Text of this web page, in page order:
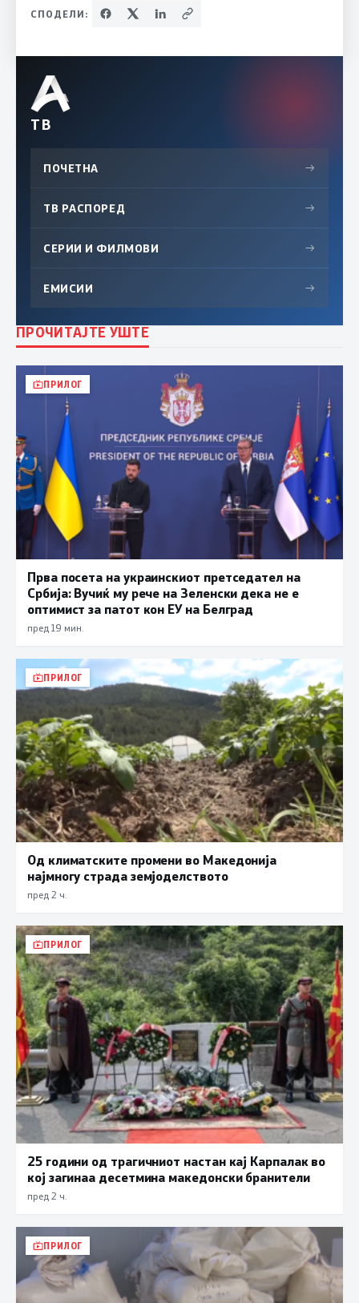
СПОДЕЛИ:
ТВ
ПОЧЕТНА →
ТВ РАСПОРЕД →
СЕРИИ И ФИЛМОВИ →
ЕМИСИИ →
ПРОЧИТАЈТЕ УШТЕ
ПРИЛОГ
Прва посета на украинскиот претседател на
Србија: Вучиќ му рече на Зеленски дека не е
оптимист за патот кон ЕУ на Белград
пред 19 мин.
ПРИЛОГ
Од климатските промени во Македонија
најмногу страда земјоделството
пред 2 ч.
ПРИЛОГ
25 години од трагичниот настан кај Карпалак во
кој загинаа десетмина македонски бранители
пред 2 ч.
ПРИЛОГ